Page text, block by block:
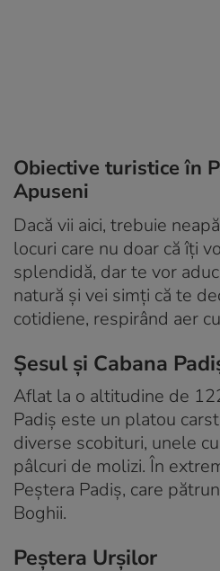
Obiective turistice în
Apuseni
Dacă vii aici, trebuie
locuri care nu doar că îți
splendidă, dar te vor
natură și vei simți că te
cotidiene, respirând aer
Şesul şi Cabana
Aflat la o altitudine de
Padiș este un platou
diverse scobituri, unele
pâlcuri de molizi. În
Peștera Padiș, care
Boghii.
Peștera Urșilor